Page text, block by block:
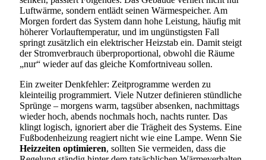
Luftwärme, sondern entlädt seinen Wärmespeicher. Am
Morgen fordert das System dann hohe Leistung, häufig mit
höherer Vorlauftemperatur, und im ungünstigsten Fall
springt zusätzlich ein elektrischer Heizstab ein. Damit steigt
der Stromverbrauch überproportional, obwohl die Räume
„nur“ wieder auf das gleiche Komfortniveau sollen.
Ein zweiter Denkfehler: Zeitprogramme werden zu
kleinteilig programmiert. Viele Nutzer definieren stündliche
Sprünge – morgens warm, tagsüber absenken, nachmittags
wieder hoch, abends nochmals hoch, nachts runter. Das
klingt logisch, ignoriert aber die Trägheit des Systems. Eine
Fußbodenheizung reagiert nicht wie eine Lampe. Wenn Sie
Heizzeiten optimieren, sollten Sie vermeiden, dass die